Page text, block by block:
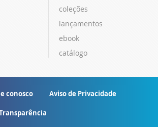
coleções
lançamentos
ebook
catálogo
conosco Aviso de Privacidade